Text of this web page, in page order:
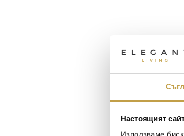
Настоящият
Използваме